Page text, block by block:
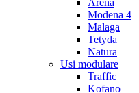
Arena
Modena 4
Malaga
Tetyda
Natura
Usi modulare
Traffic
Kofano